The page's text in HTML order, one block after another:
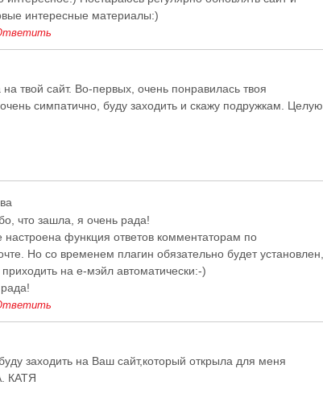
интересные материалы:)
твой сайт. Во-первых, очень понравилась твоя
симпатично, буду заходить и скажу подружкам. Целую,
что зашла, я очень рада!
функция ответов комментаторам по
Но со временем плагин обязательно будет установлен,
приходить на е-мэйл автоматически:-)
заходить на Ваш сайт,который открыла для меня
КАТЯ